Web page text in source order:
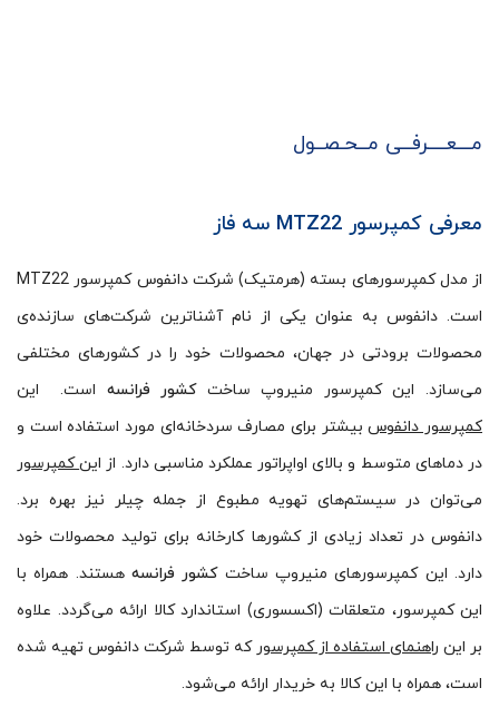
مـــعــــرفــی مــحـصــول
معرفی کمپرسور MTZ22 سه فاز
از مدل کمپرسورهای بسته‌ (هرمتیک) شرکت دانفوس کمپرسور MTZ22
است. دانفوس به عنوان یکی از نام آشناترین شرکت‌های سازنده‌ی
محصولات برودتی در جهان، محصولات خود را در کشورهای مختلفی
می‌سازد. این کمپرسور منیروپ ساخت کشور فرانسه است. این
کمپرسور دانفوسبیشتر برای مصارف سردخانه‌ای مورد استفاده است و
در دماهای متوسط و بالای اواپراتور عملکرد مناسبی دارد. از اینکمپرسور
می‌توان در سیستم‌های تهویه مطبوع از جمله چیلر نیز بهره برد.
دانفوس در تعداد زیادی از کشورها کارخانه برای تولید محصولات خود
دارد. این کمپرسورهای منیروپ ساخت کشور فرانسه هستند. همراه با
این کمپرسور، متعلقات (اکسسوری) استاندارد کالا ارائه می‌گردد. علاوه
بر این راهنمای استفاده از کمپرسور که توسط شرکت دانفوس تهیه شده
است، همراه با این کالا به خریدار ارائه می‌شود.